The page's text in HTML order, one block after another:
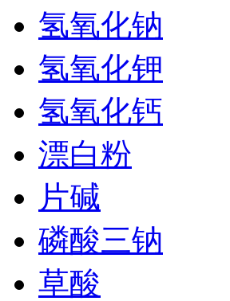
氢氧化钠
氢氧化钾
氢氧化钙
漂白粉
片碱
磷酸三钠
草酸